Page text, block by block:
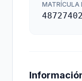
MATRÍCULA